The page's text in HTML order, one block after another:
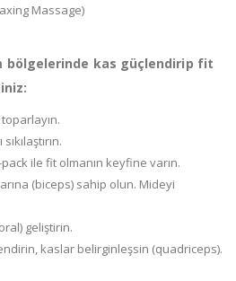
Massage)
bölgelerinde kas güçlendirip fit
ile fit olmanın keyfine varın.
(biceps) sahip olun. Mideyi
geliştirin.
kaslar belirginleşsin (quadriceps).